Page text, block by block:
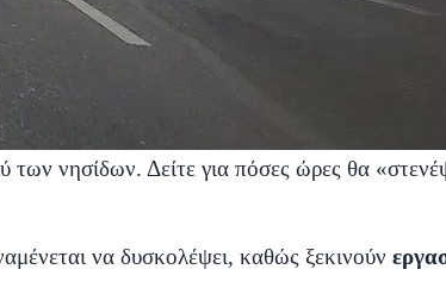
των νησίδων. Δείτε για πόσες ώρες θα
να δυσκολέψει, καθώς ξεκινούν